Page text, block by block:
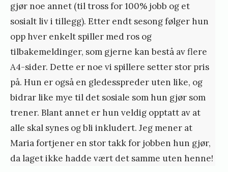
gjør noe annet (til tross for 100% jobb og et
sosialt liv i tillegg). Etter endt sesong følger hun
opp hver enkelt spiller med ros og
tilbakemeldinger, som gjerne kan bestå av flere
A4-sider. Dette er noe vi spillere setter stor pris
på. Hun er også en gledesspreder uten like, og
bidrar like mye til det sosiale som hun gjør som
trener. Blant annet er hun veldig opptatt av at
alle skal synes og bli inkludert. Jeg mener at
Maria fortjener en stor takk for jobben hun gjør,
da laget ikke hadde vært det samme uten henne!